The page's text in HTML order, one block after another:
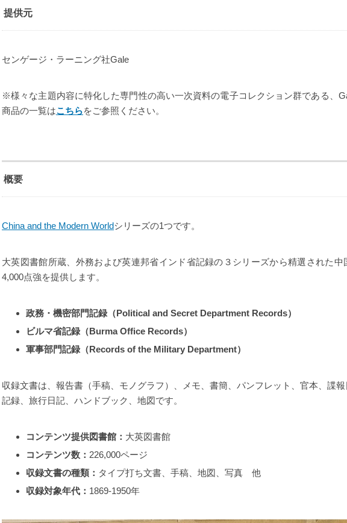
提供元
センゲージ・ラーニング社Gale
※様々な主題内容に特化した専門性の高い一次資料の電子コレクション群である、
商品の一覧はこちらをご参照ください。
概要
China and the Modern Worldシリーズの1つです。
大英図書館所蔵、外務および英連邦省インド省記録の３シリーズから精選された
4,000点強を提供します。
政務・機密部門記録（Political and Secret Department Records）
ビルマ省記録（Burma Office Records）
軍事部門記録（Records of the Military Department）
収録文書は、報告書（手稿、モノグラフ）、メモ、書簡、パンフレット、官本、諜
記録、旅行日記、ハンドブック、地図です。
コンテンツ提供図書館： 大英図書館
コンテンツ数： 226,000ページ
収録文書の種類： タイプ打ち文書、手稿、地図、写真 他
収録対象年代： 1869-1950年